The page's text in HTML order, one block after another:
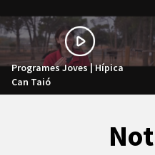
Programes Joves | Hípica
Can Taió